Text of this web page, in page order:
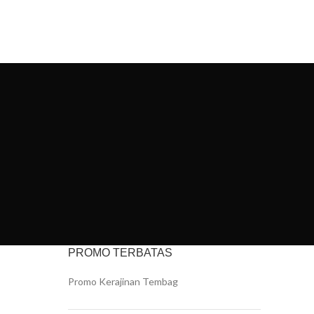
PROMO TERBATAS
Promo Kerajinan Tembag